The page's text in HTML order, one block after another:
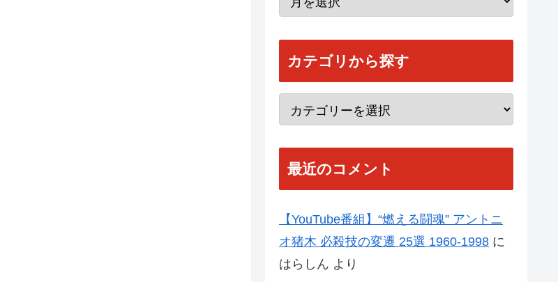
カテゴリから探す
最近のコメント
【YouTube番組】“燃える闘魂” アントニ
オ猪木 必殺技の変遷 25選 1960-1998 に
はらしん より